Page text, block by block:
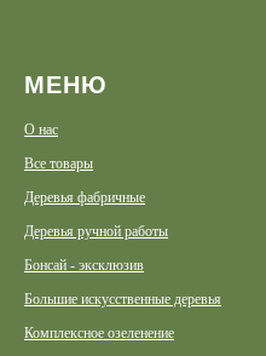
МЕНЮ
О нас
Все товары
Деревья фабричные
Деревья ручной работы
Бонсай - эксклюзив
Большие искусственные деревья
Комплексное озеленение